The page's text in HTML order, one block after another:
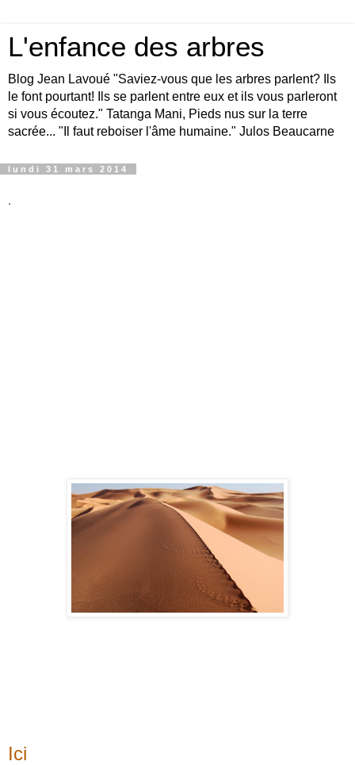
L'enfance des arbres
Blog Jean Lavoué "Saviez-vous que les arbres parlent? Ils
le font pourtant! Ils se parlent entre eux et ils vous parleront
si vous écoutez." Tatanga Mani, Pieds nus sur la terre
sacrée... "Il faut reboiser l'âme humaine." Julos Beaucarne
lundi 31 mars 2014
.
Ici